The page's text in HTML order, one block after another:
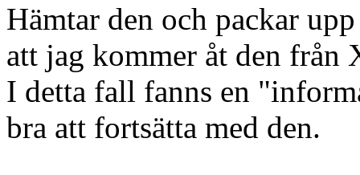
Hämtar den och packar
att jag kommer åt den från
I detta fall fanns en
bra att fortsätta med den.